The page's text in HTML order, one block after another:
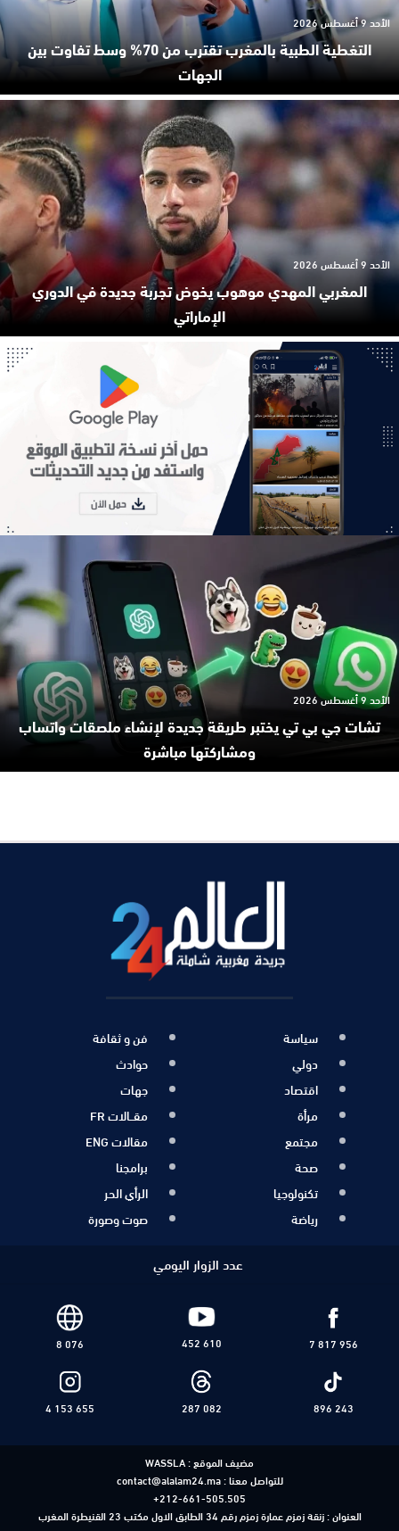
التغطية الطبية بالمغرب تقترب من 70% وسط تفاوت بين
الجهات
الأحد 9 أغسطس 2026
المغربي المهدي موهوب يخوض تجربة جديدة في الدوري
الإماراتي
الأحد 9 أغسطس 2026
تشات جي بي تي يختبر طريقة جديدة لإنشاء ملصقات واتساب
ومشاركتها مباشرة
الأحد 9 أغسطس 2026
سياسة
دولي
اقتصاد
مرأة
مجتمع
صحة
تكنولوجيا
رياضة
فن و ثقافة
حوادث
جهات
مقــالات FR
مقالات ENG
برامجنا
الرأي الحر
صوت وصورة
عدد الزوار اليومي
7 817 956
452 610
8 076
896 243
287 082
4 153 655
مضيف الموقع :WASSLA
للتواصل معنا :contact@alalam24.ma
+212-661-505.505
العنوان : زنقة زمزم عمارة زمزم رقم 34 الطابق الاول مكتب 23 القنيطرة المغرب